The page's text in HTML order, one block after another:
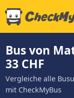
Bus von
33 CHF
Vergleiche alle
mit CheckMyBus